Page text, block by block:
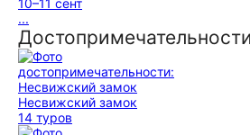
10–11 сент
...
Несвижский замок
14 туров